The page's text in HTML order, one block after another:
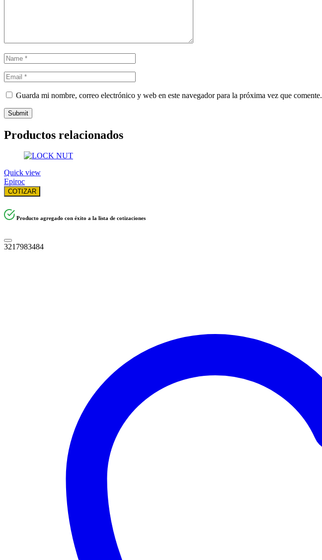
Guarda mi nombre, correo electrónico y web en este navegador para la próxima vez que comente.
Productos relacionados
Quick view
Epiroc
COTIZAR
Producto agregado con éxito a la lista de cotizaciones
3217983484